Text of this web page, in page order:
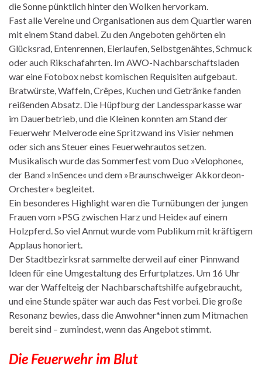
die Sonne pünktlich hinter den Wolken hervorkam.
Fast alle Vereine und Organisationen aus dem Quartier waren
mit einem Stand dabei. Zu den Angeboten gehörten ein
Glücksrad, Entenrennen, Eierlaufen, Selbstgenähtes, Schmuck
oder auch Rikschafahrten. Im AWO-Nachbarschaftsladen
war eine Fotobox nebst komischen Requisiten aufgebaut.
Bratwürste, Waffeln, Crêpes, Kuchen und Getränke fanden
reißenden Absatz. Die Hüpfburg der Landessparkasse war
im Dauerbetrieb, und die Kleinen konnten am Stand der
Feuerwehr Melverode eine Spritzwand ins Visier nehmen
oder sich ans Steuer eines Feuerwehrautos setzen.
Musikalisch wurde das Sommerfest vom Duo »Velophone«,
der Band »InSence« und dem »Braunschweiger Akkordeon-
Orchester« begleitet.
Ein besonderes Highlight waren die Turnübungen der jungen
Frauen vom »PSG zwischen Harz und Heide« auf einem
Holzpferd. So viel Anmut wurde vom Publikum mit kräftigem
Applaus honoriert.
Der Stadtbezirksrat sammelte derweil auf einer Pinnwand
Ideen für eine Umgestaltung des Erfurtplatzes. Um 16 Uhr
war der Waffelteig der Nachbarschaftshilfe aufgebraucht,
und eine Stunde später war auch das Fest vorbei. Die große
Resonanz bewies, dass die Anwohner*innen zum Mitmachen
bereit sind – zumindest, wenn das Angebot stimmt.
Die Feuerwehr im Blut